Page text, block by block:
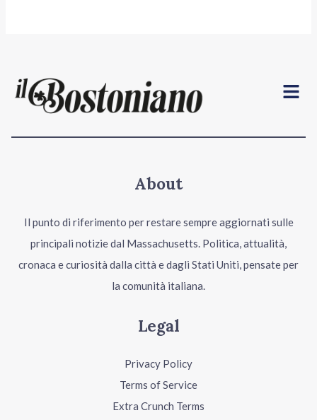
Menu
About
Il punto di riferimento per restare sempre aggiornati sulle
principali notizie dal Massachusetts. Politica, attualità,
cronaca e curiosità dalla città e dagli Stati Uniti, pensate per
la comunità italiana.
Legal
Privacy Policy
Terms of Service
Extra Crunch Terms